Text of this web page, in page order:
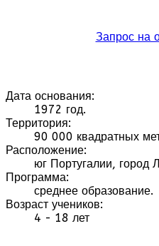
Запрос на
Дата основания:
1972 год.
Территория:
90 000 квадратных
Расположение:
юг Португалии, город
Программа:
среднее образование.
Возраст учеников:
4 - 18 лет